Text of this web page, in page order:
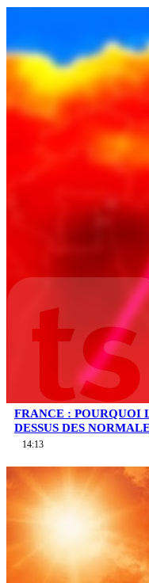
FRANCE : POURQUOI
DESSUS DES
14:13